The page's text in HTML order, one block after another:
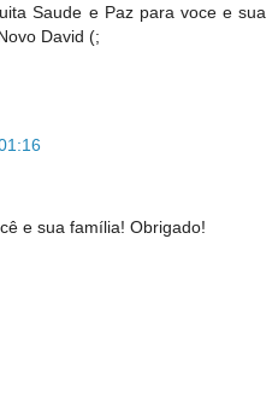
Saude e Paz para voce e sua
David (;
e sua família! Obrigado!